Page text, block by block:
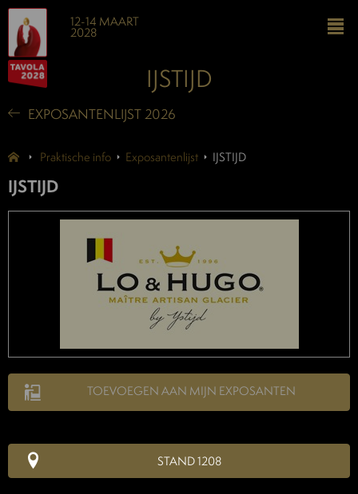
12-14 MAART
2028
IJSTIJD
EXPOSANTENLIJST 2026
Praktische info Exposantenlijst IJSTIJD
IJSTIJD
TOEVOEGEN AAN MIJN EXPOSANTEN
STAND 1208